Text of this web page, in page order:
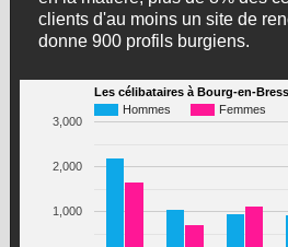
clients d'au moins un site de
donne 900 profils burgiens.
Les célibataires à Bourg-en-
Hommes
Femmes
1,000
2,000
3,000